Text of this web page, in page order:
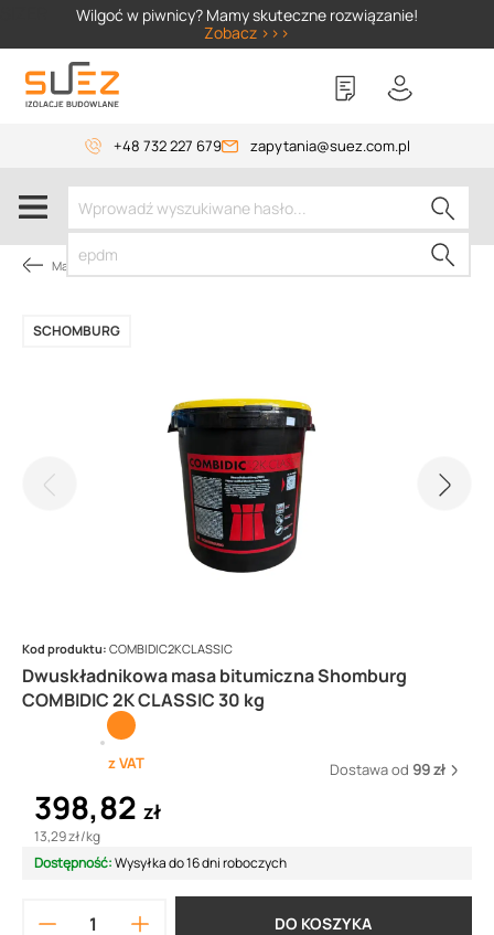
Wilgoć w piwnicy? Mamy skuteczne rozwiązanie!
Zobacz >>>
+48 732 227 679 zapytania@suez.com.pl
Masy bitumiczne
Dwuskładnikowa masa bitumiczna Shomburg
COMBIDIC 2K CLASSIC 30 kg
SCHOMBURG
Kod produktu: COMBIDIC2KCLASSIC
z VAT Dostawa od 99 zł
398,82 zł
13,29 zł/kg
Dostępność:Wysyłka do 16 dni roboczych
DO KOSZYKA